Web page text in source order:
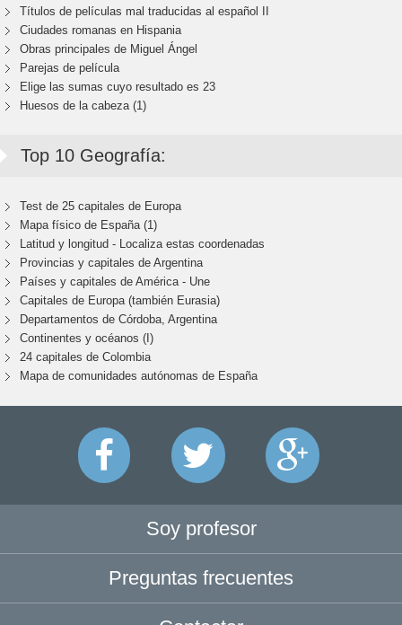
Títulos de películas mal traducidas al español II
Ciudades romanas en Hispania
Obras principales de Miguel Ángel
Parejas de película
Elige las sumas cuyo resultado es 23
Huesos de la cabeza (1)
Top 10 Geografía:
Test de 25 capitales de Europa
Mapa físico de España (1)
Latitud y longitud - Localiza estas coordenadas
Provincias y capitales de Argentina
Países y capitales de América - Une
Capitales de Europa (también Eurasia)
Departamentos de Córdoba, Argentina
Continentes y océanos (I)
24 capitales de Colombia
Mapa de comunidades autónomas de España
Soy profesor
Preguntas frecuentes